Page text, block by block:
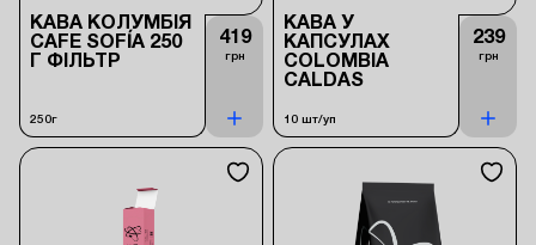
КАВА КОЛУМБІЯ
CAFE SOFÍA 250
Г ФІЛЬТР
250г
419
грн
КАВА У
КАПСУЛАХ
COLOMBIA
CALDAS
10 шт/уп
239
грн